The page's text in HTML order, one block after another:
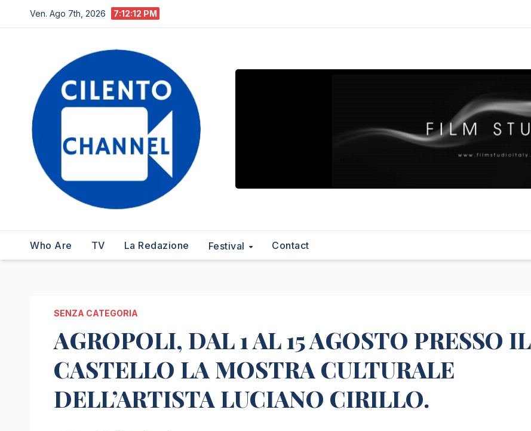
al
Ven. Ago 7th, 2026 7:12:13 PM
Who Are TV La Redazione Festival Contact
SENZA CATEGORIA
AGROPOLI, DAL 1 AL 15 AGOSTO PRESSO IL
CASTELLO LA MOSTRA CULTURALE
DELL’ARTISTA LUCIANO CIRILLO.